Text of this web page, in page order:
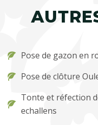
Pose de gazon en
Pose de clôture
Tonte et réfection
echallens